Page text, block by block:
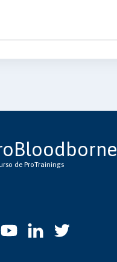
de ProTrainings